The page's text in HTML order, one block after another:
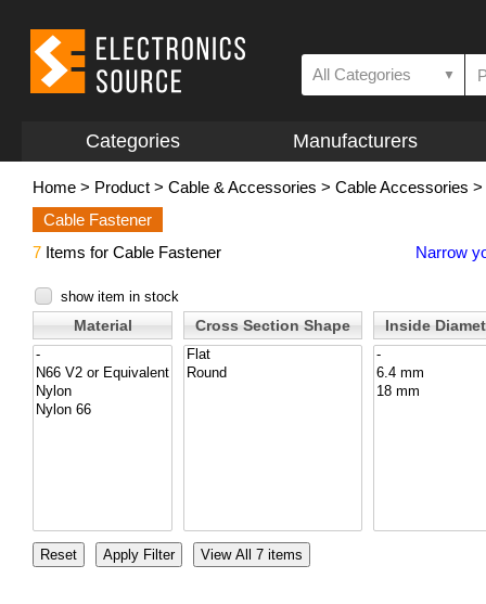
All Categories ▼
Categories Manufacturers
Home > Product > Cable & Accessories > Cable Accessories >
Cable Fastener
7 Items for Cable Fastener Narrow
show item in stock
Material Cross Section Shape Inside